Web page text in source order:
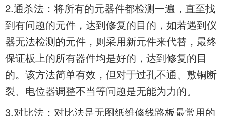
2.通杀法：将所有的元器件都检测一遍，直至找
到有问题的元件，达到修复的目的，如若遇到仪
器无法检测的元件，则采用新元件来代替，最终
保证板上的所有器件均是好的，达到修复的目
的。该方法简单有效，但对于过孔不通、敷铜断
裂、电位器调整不当等问题是无能为力的。
3.对比法：对比法是无图纸维修线路板最常用的